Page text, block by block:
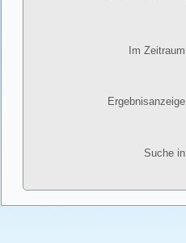
Im Zeitraum
Ergebnisanzeige
Suche in